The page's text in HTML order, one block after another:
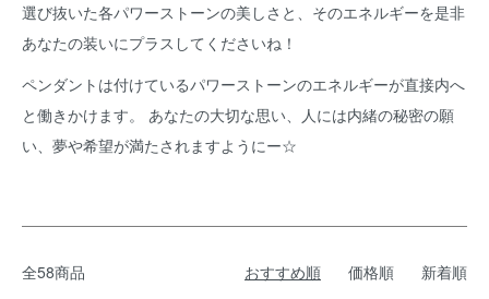
選び抜いた各パワーストーンの美しさと、そのエネルギーを是非
あなたの装いにプラスしてくださいね！
ペンダントは付けているパワーストーンのエネルギーが直接内へ
と働きかけます。 あなたの大切な思い、人には内緒の秘密の願
い、夢や希望が満たされますようにー☆
全58商品 おすすめ順 価格順 新着順